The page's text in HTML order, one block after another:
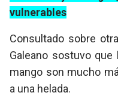
vulnerables
Consultado sobre
Galeano sostuvo
mango son mucho
a una helada.